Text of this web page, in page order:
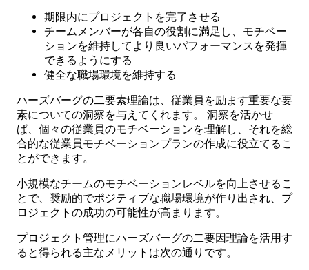
期限内にプロジェクトを完了させる
チームメンバーが各自の役割に満足し、モチベー
ションを維持してより良いパフォーマンスを発揮
できるようにする
健全な職場環境を維持する
ハーズバーグの二要素理論は、従業員を励ます重要な要
素についての洞察を与えてくれます。 洞察を活かせ
ば、個々の従業員のモチベーションを理解し、それを総
合的な従業員モチベーションプランの作成に役立てるこ
とができます。
小規模なチームのモチベーションレベルを向上させるこ
とで、奨励的でポジティブな職場環境が作り出され、プ
ロジェクトの成功の可能性が高まります。
プロジェクト管理にハーズバーグの二要因理論を活用す
ると得られる主なメリットは次の通りです。